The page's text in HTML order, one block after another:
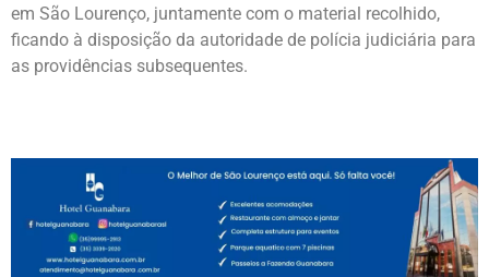
em São Lourenço, juntamente com o material recolhido,
ficando à disposição da autoridade de polícia judiciária para
as providências subsequentes.